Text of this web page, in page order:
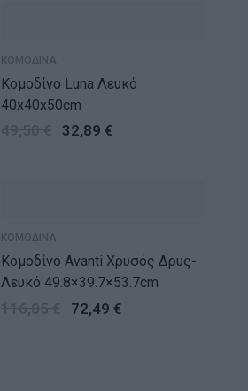
ΚΟΜΟΔΙΝΑ
Κομοδίνο Luna Λευκό
40x40x50cm
32,89€
ΚΟΜΟΔΙΝΑ
Κομοδίνο Avanti Χρυσός Δρυς-
Λευκό 49.8×39.7×53.7cm
72,49€